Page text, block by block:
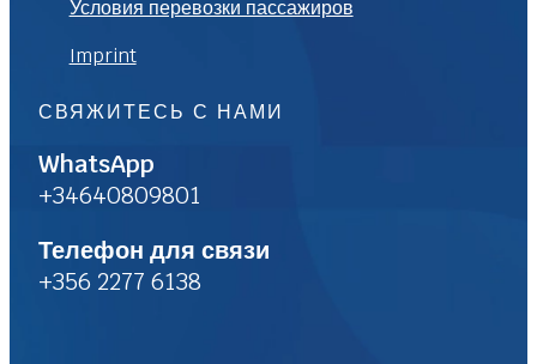
Условия перевозки пассажиров
Imprint
СВЯЖИТЕСЬ С НАМИ
WhatsApp
+34640809801
Телефон для связи
+356 2277 6138